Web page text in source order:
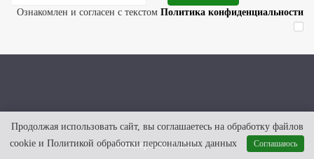
Ознакомлен и согласен с текстом Политика конфиденциальности
bezresepta.ru © 2022
Продолжая использовать сайт, вы соглашаетесь на обработку файлов
cookie и Политикой обработки персональных данных
Соглашаюсь